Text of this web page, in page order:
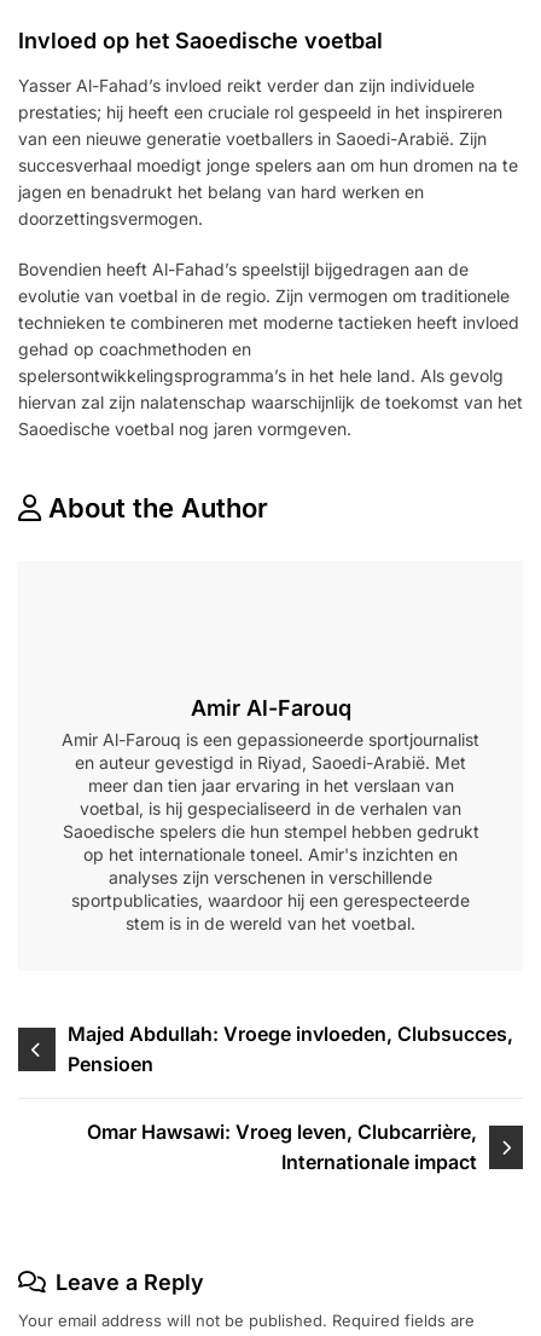
Invloed op het Saoedische voetbal
Yasser Al-Fahad’s invloed reikt verder dan zijn individuele
prestaties; hij heeft een cruciale rol gespeeld in het inspireren
van een nieuwe generatie voetballers in Saoedi-Arabië. Zijn
succesverhaal moedigt jonge spelers aan om hun dromen na te
jagen en benadrukt het belang van hard werken en
doorzettingsvermogen.
Bovendien heeft Al-Fahad’s speelstijl bijgedragen aan de
evolutie van voetbal in de regio. Zijn vermogen om traditionele
technieken te combineren met moderne tactieken heeft invloed
gehad op coachmethoden en
spelersontwikkelingsprogramma’s in het hele land. Als gevolg
hiervan zal zijn nalatenschap waarschijnlijk de toekomst van het
Saoedische voetbal nog jaren vormgeven.
About the Author
Amir Al-Farouq
Amir Al-Farouq is een gepassioneerde sportjournalist
en auteur gevestigd in Riyad, Saoedi-Arabië. Met
meer dan tien jaar ervaring in het verslaan van
voetbal, is hij gespecialiseerd in de verhalen van
Saoedische spelers die hun stempel hebben gedrukt
op het internationale toneel. Amir's inzichten en
analyses zijn verschenen in verschillende
sportpublicaties, waardoor hij een gerespecteerde
stem is in de wereld van het voetbal.
Post
navigation
Majed Abdullah: Vroege invloeden, Clubsucces,
Pensioen
Omar Hawsawi: Vroeg leven, Clubcarrière,
Internationale impact
Leave a Reply
Your email address will not be published. Required fields are